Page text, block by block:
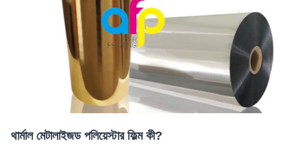
থার্মাল মেটালাইজড পলিয়েস্টার ফিল্ম কী?